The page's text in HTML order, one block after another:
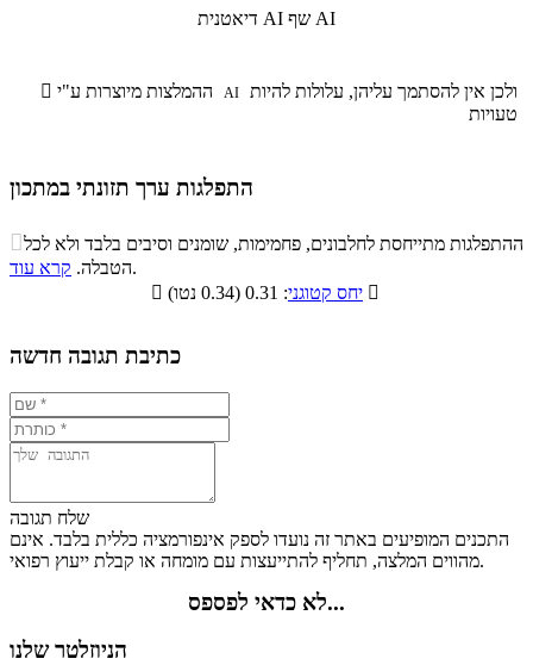
דיאטנית AI שף AI
 AI
טעויות
התפלגות ערך תזונתי במתכון
התפלגות ערך תזונתי במתכון
סיבים
תזונתיים
שומנים חלבונים
9.4% 62.5%
ההתפלגות מתייחסת לחלבונים, פחמימות, שומנים וסיבים בלבד ולא לכל
הטבלה. קרא עוד
.

יחס קטוגני 
כתיבת תגובה חדשה
שלח תגובה
התכנים המופיעים באתר זה נועדו לספק אינפורמציה כללית בלבד. אינם
מהווים המלצה, תחליף להתייעצות עם מומחה או קבלת ייעוץ רפואי.
לא כדאי לפספס...
הניוזלטר שלנו